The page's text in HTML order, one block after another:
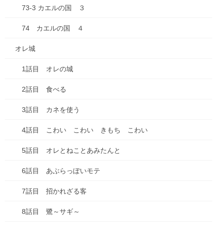
59 みかんがドン！
60 だだだだいこんだ！
61 おはよう 春だよ！
62 おはよう忍者
63 お花見えんそく 野球だよ！
64 びょんびょんサッカー
65 お花見べんとうだ！
66 行っちゃだめ
73-3 カエルの国 ３
74 カエルの国 ４
オレ城
1話目 オレの城
2話目 食べる
3話目 カネを使う
4話目 こわい こわい きもち こわい
5話目 オレとねことあみたんと
6話目 あぶらっぽいモテ
7話目 招かれざる客
8話目 鷺～サギ～